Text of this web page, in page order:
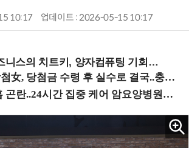
10:17 업데이트 : 2026-05-15 10:17
트키, 양자컴퓨팅 기회를 선점하라! (8/28 강남역)